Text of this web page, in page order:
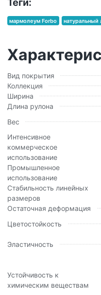
Теги:
мармолеум Forbo натуральный
Вид покрытия
Коллекция
Ширина
Длина рулона
Вес
Интенсивное
коммерческое
использование
Промышленное
использование
Стабильность линейных
размеров
Остаточная деформация
Цветостойкость
Эластичность
Устойчивость к
химическим веществам